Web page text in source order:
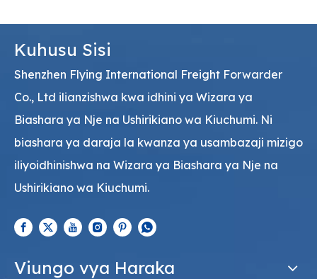
Kuhusu Sisi
Shenzhen Flying International Freight Forwarder
Co., Ltd ilianzishwa kwa idhini ya Wizara ya
Biashara ya Nje na Ushirikiano wa Kiuchumi. Ni
biashara ya daraja la kwanza ya usambazaji mizigo
iliyoidhinishwa na Wizara ya Biashara ya Nje na
Ushirikiano wa Kiuchumi.
Viungo vya Haraka